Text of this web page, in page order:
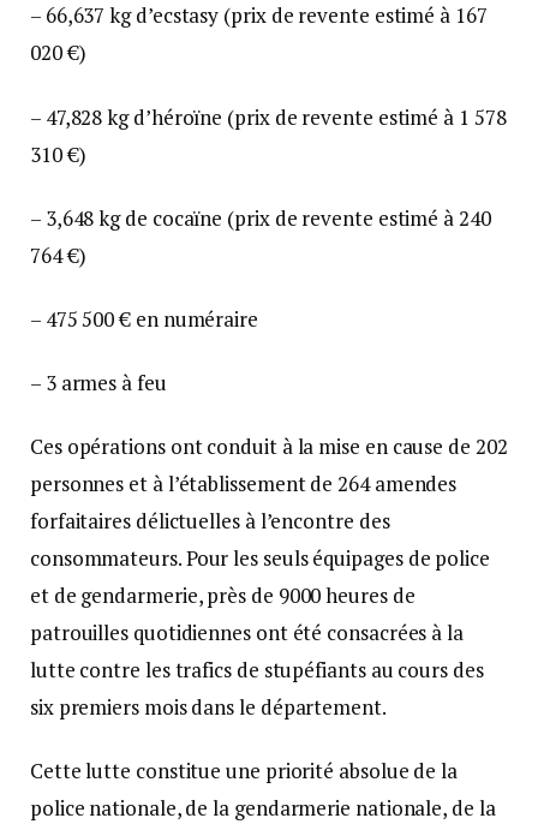
– 66,637 kg d’ecstasy (prix de revente estimé à 167
020 €)
– 47,828 kg d’héroïne (prix de revente estimé à 1 578
310 €)
– 3,648 kg de cocaïne (prix de revente estimé à 240
764 €)
– 475 500 € en numéraire
– 3 armes à feu
Ces opérations ont conduit à la mise en cause de 202
personnes et à l’établissement de 264 amendes
forfaitaires délictuelles à l’encontre des
consommateurs. Pour les seuls équipages de police
et de gendarmerie, près de 9000 heures de
patrouilles quotidiennes ont été consacrées à la
lutte contre les trafics de stupéfiants au cours des
six premiers mois dans le département.
Cette lutte constitue une priorité absolue de la
police nationale, de la gendarmerie nationale, de la